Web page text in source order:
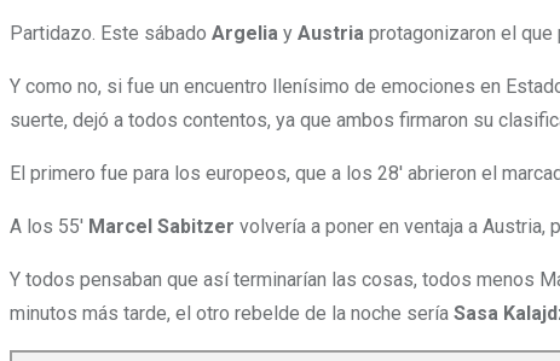
Partidazo. Este sábado Argelia y Austria protagonizaron el que
Y como no, si fue un encuentro llenísimo de emociones en
suerte, dejó a todos contentos, ya que ambos firmaron su
El primero fue para los europeos, que a los 28′ abrieron el
A los 55′ Marcel Sabitzer volvería a poner en ventaja a Austria,
Y todos pensaban que así terminarían las cosas, todos menos
minutos más tarde, el otro rebelde de la noche sería Sasa